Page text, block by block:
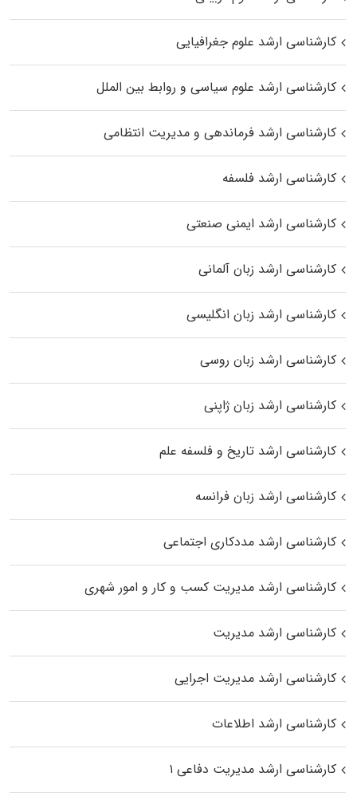
کارشناسی ارشد علوم جغرافیایی
کارشناسی ارشد علوم سیاسی و روابط بین الملل
کارشناسی ارشد فرماندهی و مدیریت انتظامی
کارشناسی ارشد فلسفه
کارشناسی ارشد ایمنی صنعتی
کارشناسی ارشد زبان آلمانی
کارشناسی ارشد زبان انگلیسی
کارشناسی ارشد زبان روسی
کارشناسی ارشد زبان ژاپنی
کارشناسی ارشد تاریخ و فلسفه علم
کارشناسی ارشد زبان فرانسه
کارشناسی ارشد مددکاری اجتماعی
کارشناسی ارشد مدیریت کسب و کار و امور شهری
کارشناسی ارشد مدیریت
کارشناسی ارشد مدیریت اجرایی
کارشناسی ارشد اطلاعات
کارشناسی ارشد مدیریت دفاعی ۱